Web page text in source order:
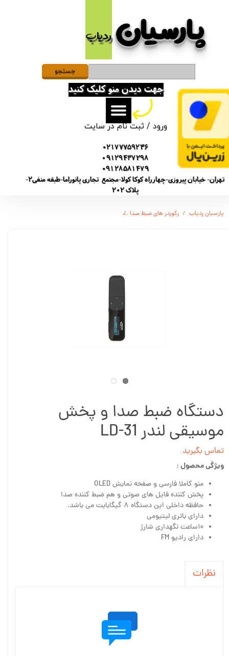
پارسیان​​​​​​​ردیاب
ورود /ثبت نام در سایت
حساب کاربری من
تغییر گذر واژه
سفارشات
خروج از حساب کاربری
02177759236
09129437298
09128581479
تهران- خیابان پیروزی-چهارراه کوکا کولا-مجتمع تجاری پانوراما-طبقه منفی2-
پلاک 202
جهت دیدن منو کلیک کنید
جستجو
پارسیان ردیاب رکوردر های ضبط صدا
دستگاه ضبط صدا و پخش
موسیقی لندر LD-31
تماس بگیرید
ویژگی محصول :
منو کاملا فارسی و صفحه نمایش OLED
پخش کننده فایل های صوتی و هم ضبط کننده صدا
حافظه داخلی این دستگاه ۸ گیگابایت می باشد.
دارای باتری لیتیومی
۱۰ساعت نگهداری شارژ
دارای رادیو FM
نظرات